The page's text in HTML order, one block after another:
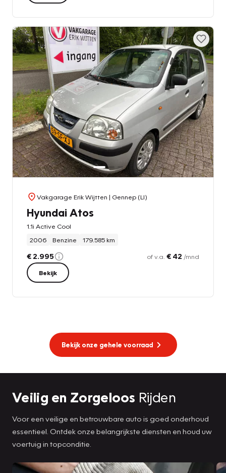
Vakgarage Erik Wijtten | Gennep (LI)
Hyundai Atos
1.1i Active Cool
2006
Benzine 179.585 km
€ 2.995 of v.a. € 42 /mnd
Bekijk
Bekijk onze gehele voorraad
Veilig en Zorgeloos Rijden
Voor een veilige en betrouwbare auto is goed onderhoud
essentieel. Ontdek onze belangrijkste diensten en houd uw
voertuig in topconditie.